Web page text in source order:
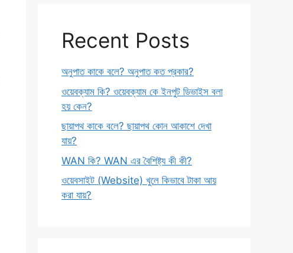
Recent Posts
অনুপাত কাকে বলে? অনুপাত কত প্রকার?
ওয়েবক্যাম কি? ওয়েবক্যাম কে ইনপুট ডিভাইস বলা
হয় কেন?
ছায়াপথ কাকে বলে? ছায়াপথ কোন আকাশে দেখা
যায়?
WAN কি? WAN এর বৈশিষ্ট্য কী কী?
ওয়েবসাইট (Website) খুলে কিভাবে টাকা আয়
করা যায়?